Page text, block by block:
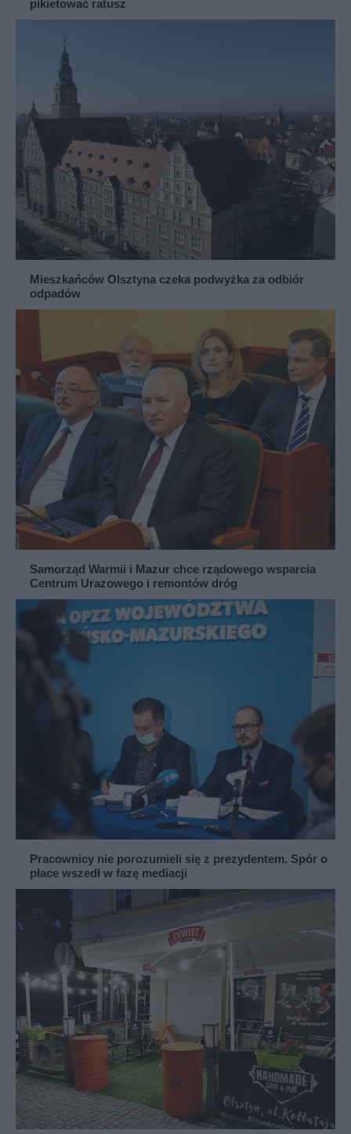
pikietować ratusz
Mieszkańców Olsztyna czeka podwyżka za odbiór
odpadów
Samorząd Warmii i Mazur chce rządowego wsparcia
Centrum Urazowego i remontów dróg
Pracownicy nie porozumieli się z prezydentem. Spór o
płace wszedł w fazę mediacji